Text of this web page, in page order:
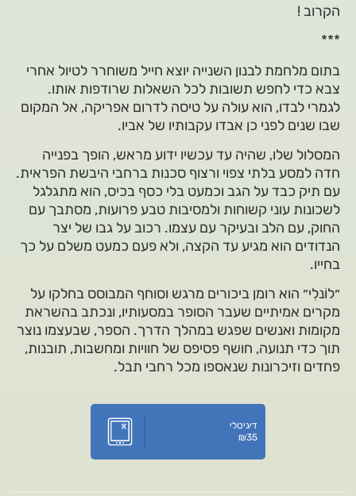
הקרוב !
***
בתום מלחמת לבנון השנייה יוצא חייל משוחרר לטיול אחרי
צבא כדי לחפש תשובות לכל השאלות שרודפות אותו.
לגמרי לבדו, הוא עולה על טיסה לדרום אפריקה, אל המקום
שבו שנים לפני כן אבדו עקבותיו של אביו.
המסלול שלו, שהיה עד עכשיו ידוע מראש, הופך בפנייה
חדה למסע בלתי צפוי ורצוף סכנות ברחבי היבשת הפראית.
עם תיק כבד על הגב וכמעט בלי כסף בכיס, הוא מתגלגל
לשכונות עוני קשוחות ולמסיבות טבע פרועות, מסתבך עם
החוק, עם הלב ובעיקר עם עצמו. רכוב על גבו של יצר
הנדודים הוא מגיע עד הקצה, ולא פעם כמעט משלם על כך
בחייו.
״לוֹנלִי״ הוא רומן ביכורים מרגש וסוחף המבוסס בחלקו על
מקרים אמיתיים שעבר הסופר במסעותיו, ונכתב בהשראת
מקומות ואנשים שפגש במהלך הדרך. הספר, שבעצמו נוצר
תוך כדי תנועה, חושף פסיפס של חוויות ומחשבות, תובנות,
פחדים וזיכרונות שנאספו מכל רחבי תבל.
דיגיטלי
₪35